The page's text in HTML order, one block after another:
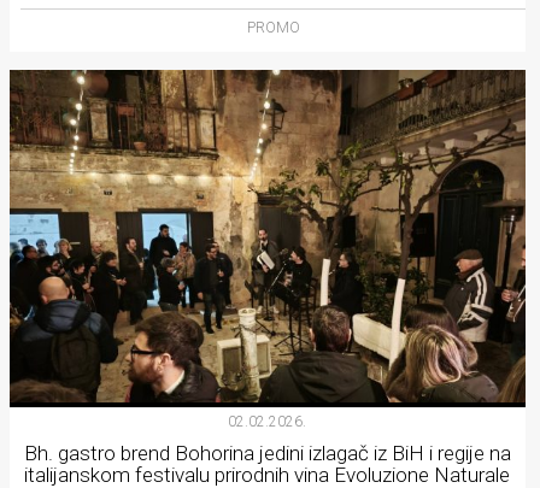
PROMO
02.02.2026.
Bh. gastro brend Bohorina jedini izlagač iz BiH i regije na
italijanskom festivalu prirodnih vina Evoluzione Naturale